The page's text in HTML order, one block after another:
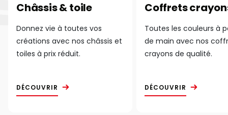
Châssis & toile
Donnez vie à toutes vos
créations avec nos châssis et
toiles à prix réduit.
DÉCOUVRIR
Coffrets
Toutes les couleurs à
de main avec nos
crayons de qualité.
DÉCOUVRIR